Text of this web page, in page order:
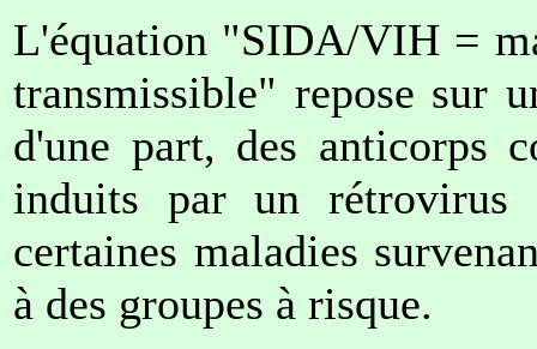
L'équation "SIDA/VIH =
transmissible" repose sur
d'une part, des anticorps
induits par un rétrovirus
certaines maladies
à des groupes à risque.